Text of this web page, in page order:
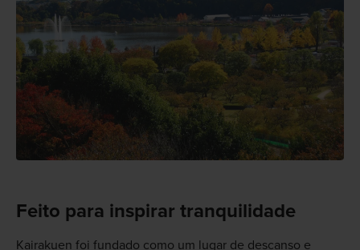
Feito para inspirar tranquilidade
Kairakuen foi fundado como um lugar de descanso e